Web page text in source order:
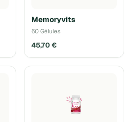
Memoryvits
60 Gélules
45,70 €